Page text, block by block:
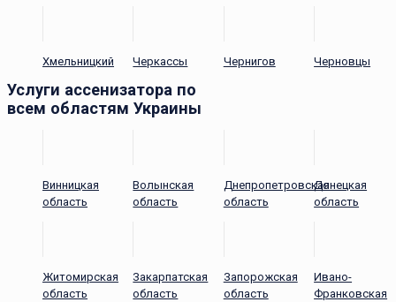
Хмельницкий Черкассы Чернигов Черновцы
Услуги ассенизатора по
всем областям Украины
Винницкая
область
Волынская
область
Днепропетровская
область
Донецкая
область
Житомирская
область
Закарпатская
область
Запорожская
область
Ивано-
Франковская